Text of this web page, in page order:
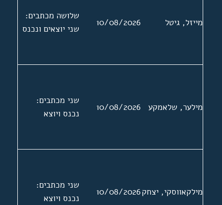
סיוע בהוצאת ספר
שירה
מייזל, גיטל 10/08/2026
שלושה מכתבים:
שני יוצאים ונכנס
מילער, שלאמקע 10/08/2026
שני מכתבים:
נכנס ויוצא
מילקאווסקי, יצחק10/08/2026
שני מכתבים:
נכנס ויוצא